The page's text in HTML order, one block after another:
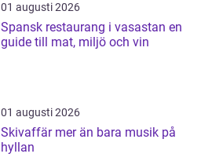
01 augusti 2026
Spansk restaurang i vasastan en
guide till mat, miljö och vin
01 augusti 2026
Skivaffär mer än bara musik på
hyllan